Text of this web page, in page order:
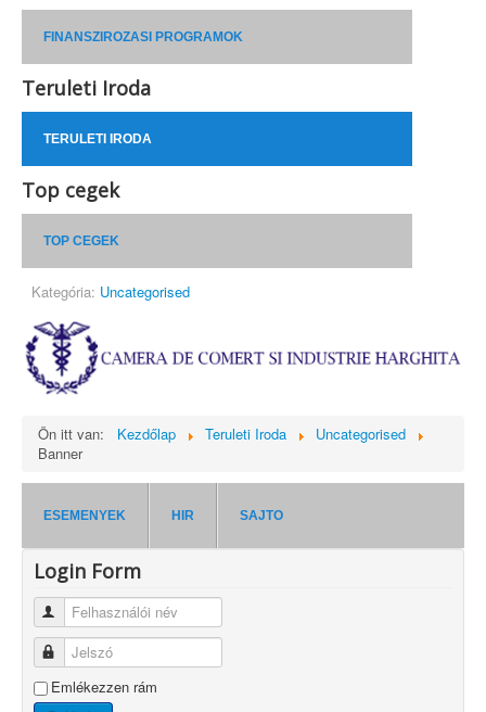
FINANSZIROZASI PROGRAMOK
Teruleti Iroda
TERULETI IRODA
Top cegek
TOP CEGEK
Kategória: Uncategorised
Ön itt van: Kezdőlap Teruleti Iroda
Uncategorised
Banner
ESEMENYEK HIR SAJTO
Login Form
Felhasználói név
Jelszó
Emlékezzen rám